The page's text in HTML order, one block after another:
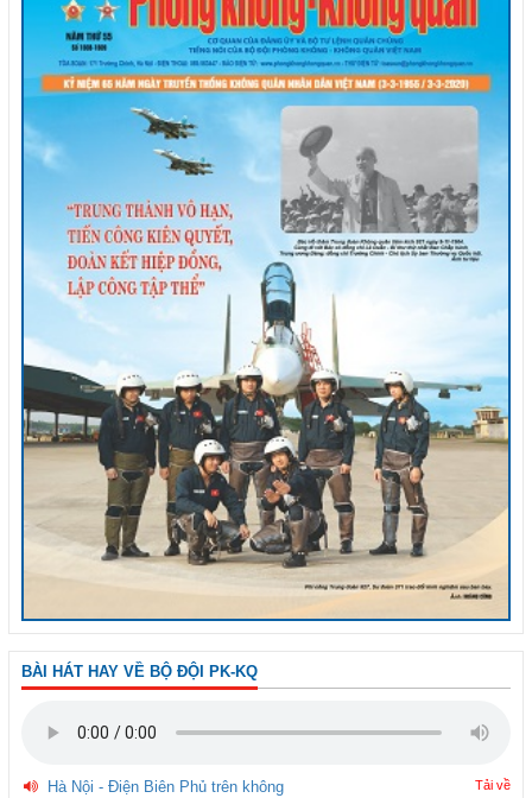
BÀI HÁT HAY VỀ BỘ ĐỘI PK-KQ
Hà Nội - Điện Biên Phủ trên không Tải về